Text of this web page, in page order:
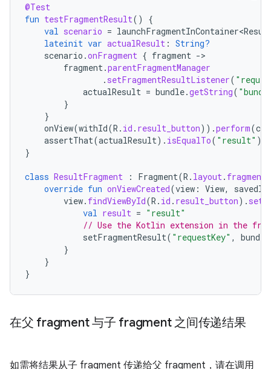
@Test
fun testFragmentResult()
{
val scenario =
lateinit var actualResult : String?
scenario .onFragment { fragment -
fragment.parentFragmentManager
. setFragmentResultListener(
actualResult = bundle.getString(
}
}
onView(withId(R . id . result_button)).perform(
assertThat(actualResult). isEqualTo( "result" )
}
class ResultFragment : Fragment(R . layout.
override fun onViewCreated(view : View,
view. findViewById(R . id . result_button).
val result = "result"
// Use the Kotlin extension in the
setFragmentResult( "requestKey" ,
}
}
}
在父 fragment 与子 fragment 之间传递结果
如需将结果从子 fragment 传递给父 fragment，请在调用